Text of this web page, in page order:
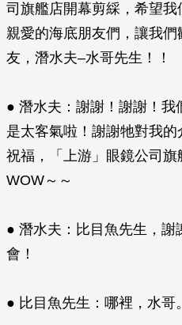
司旗艦店開幕剪綵，希望
親愛的海底朋友們，讓我
友，潛水夫–水哥先生！！
● 潛水夫：謝謝！謝謝！我
是太客氣啦！謝謝牠對我
祝福，「上游」眼鏡公司旗
WOW～～
● 潛水夫：比目魚先生，謝
會！
● 比目魚先生：哪裡，水哥。